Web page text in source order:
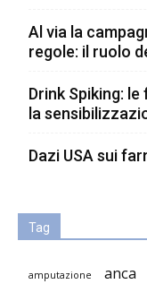
Al via la
regole: il ruolo
Drink Spiking:
la
Dazi USA sui
Tag
amputazione anca